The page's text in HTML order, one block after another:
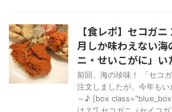
【食レポ】セコガ
月しか味わえない海
ニ・せいこがに」
前回、海の珍味！ 「セコ
注文しましたが、今年も
～♪ [box